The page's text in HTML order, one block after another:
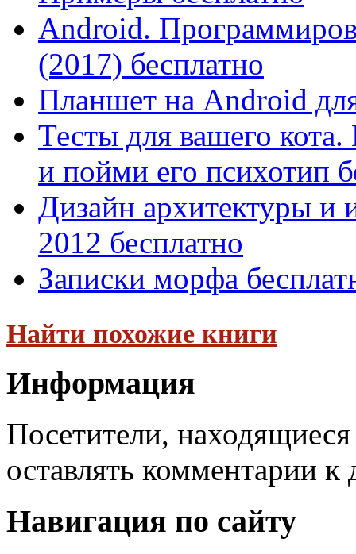
Android.
(2017) бесплатно
Планшет на Android
Тесты для вашего
и пойми его психотип
Дизайн архитектуры и
2012 бесплатно
Записки морфа
Найти похожие книги
Информация
Посетители,
оставлять комментарии к
Навигация по сайту